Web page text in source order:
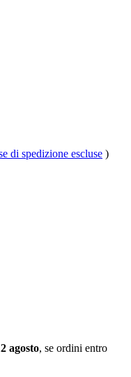
di spedizione escluse )
agosto, se ordini entro